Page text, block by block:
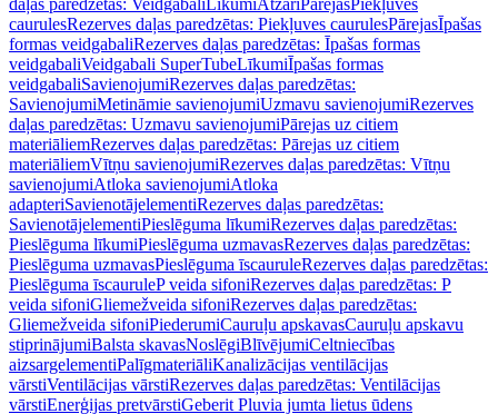
daļas paredzētas: Veidgabali LīkumiAtzari PārejasPiekļuves
caurulesRezerves daļas paredzētas: Piekļuves caurulesPārejasĪpašas
formas veidgabaliRezerves daļas paredzētas: Īpašas formas
veidgabaliVeidgabali SuperTubeLīkumiĪpašas formas
veidgabaliSavienojumiRezerves daļas paredzētas:
SavienojumiMetināmie savienojumiUzmavu savienojumiRezerves
daļas paredzētas: Uzmavu savienojumiPārejas uz citiem
materiāliemRezerves daļas paredzētas: Pārejas uz citiem
materiāliemVītņu savienojumiRezerves daļas paredzētas: Vītņu
savienojumiAtloka savienojumiAtloka
adapteriSavienotājelementiRezerves daļas paredzētas:
SavienotājelementiPieslēguma līkumiRezerves daļas paredzētas:
Pieslēguma līkumiPieslēguma uzmavasRezerves daļas paredzētas:
Pieslēguma uzmavasPieslēguma īscauruleRezerves daļas paredzētas:
Pieslēguma īscauruleP veida sifoniRezerves daļas paredzētas: P
veida sifoniGliemežveida sifoniRezerves daļas paredzētas:
Gliemežveida sifoniPiederumiCauruļu apskavasCauruļu apskavu
stiprinājumiBalsta skavasNoslēgiBlīvējumiCeltniecības
aizsargelementiPalīgmateriāliKanalizācijas ventilācijas
vārstiVentilācijas vārstiRezerves daļas paredzētas: Ventilācijas
vārstiEnerģijas pretvārstiGeberit Pluvia jumta lietus ūdens